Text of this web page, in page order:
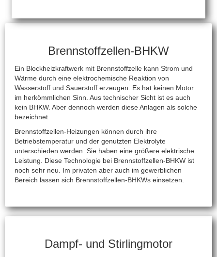
Brennstoffzellen-BHKW
Ein Blockheizkraftwerk mit Brennstoffzelle kann Strom und
Wärme durch eine elektrochemische Reaktion von
Wasserstoff und Sauerstoff erzeugen. Es hat keinen Motor
im herkömmlichen Sinn. Aus technischer Sicht ist es auch
kein BHKW. Aber dennoch werden diese Anlagen als solche
bezeichnet.
Brennstoffzellen-Heizungen können durch ihre
Betriebstemperatur und der genutzten Elektrolyte
unterschieden werden. Sie haben eine größere elektrische
Leistung. Diese Technologie bei Brennstoffzellen-BHKW ist
noch sehr neu. Im privaten aber auch im gewerblichen
Bereich lassen sich Brennstoffzellen-BHKWs einsetzen.
Dampf- und Stirlingmotor